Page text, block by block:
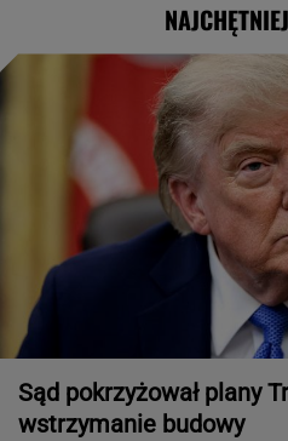
Sąd pokrzyżował plany
wstrzymanie budowy